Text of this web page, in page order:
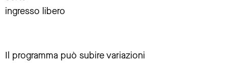
ingresso libero
Il programma può subire variazioni